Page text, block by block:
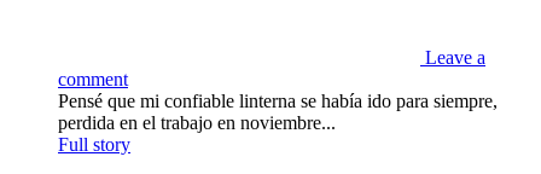
Leave a
comment
Pensé que mi confiable linterna se había ido para siempre,
perdida en el trabajo en noviembre...
Full story